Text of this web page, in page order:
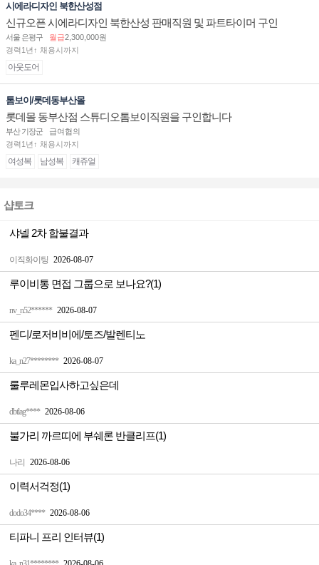
시에라디자인 북한산성점
신규오픈 시에라디자인 북한산성 판매직원 및 파트타이머 구인
서울 은평구 월급2,300,000원
경력1년↑ 채용시까지
아웃도어
톰보이/롯데동부산몰
롯데몰 동부산점 스튜디오톰보이직원을 구인합니다
부산 기장군
급여협의
경력1년↑ 채용시까지
여성복 남성복 캐쥬얼
샵토크
이직화이팅 2026-08-07
샤넬 2차 합불결과
nv_n52****** 2026-08-07
루이비통 면접 그룹으로 보나요?(1)
ka_n27******** 2026-08-07
펜디/로저비비에/토즈/발렌티노
dbtlag**** 2026-08-06
룰루레몬입사하고싶은데
나리 2026-08-06
불가리 까르띠에 부쉐론 반클리프(1)
dodo34**** 2026-08-06
이력서걱정(1)
티파니 프리 인터뷰(1)